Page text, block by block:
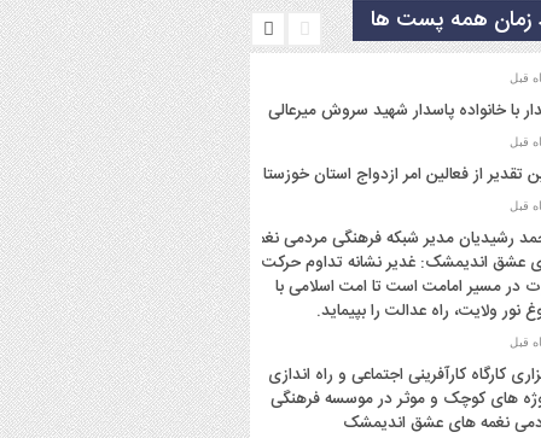
همه پست ها
با خانواده پاسدار شهید سروش میرعالی
تقدیر از فعالین امر ازدواج استان خوزستان
رشیدیان مدیر شبکه فرهنگی مردمی نغمه
عشق اندیمشک: غدیر نشانه تداوم حرکت
در مسیر امامت است تا امت اسلامی با
نور ولایت، راه عدالت را بپیماید.
کارگاه کارآفرینی اجتماعی و راه اندازی
های کوچک و موثر در موسسه فرهنگی
نغمه های عشق اندیمشک